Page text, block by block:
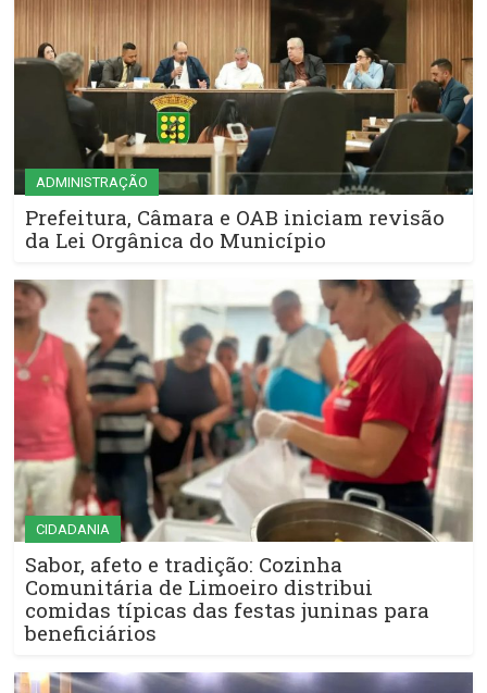
ADMINISTRAÇÃO
Prefeitura, Câmara e OAB iniciam revisão
da Lei Orgânica do Município
CIDADANIA
Sabor, afeto e tradição: Cozinha
Comunitária de Limoeiro distribui
comidas típicas das festas juninas para
beneficiários